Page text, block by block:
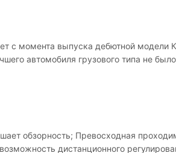
с момента выпуска дебютной
автомобиля грузового типа не
обзорность; Превосходная
дистанционного